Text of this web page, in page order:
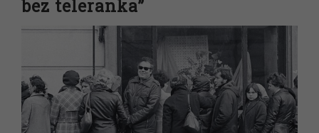
bez teleranka”